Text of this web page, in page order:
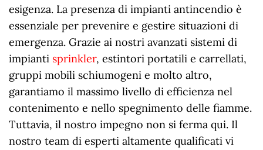
esigenza. La presenza di impianti antincendio è
essenziale per prevenire e gestire situazioni di
emergenza. Grazie ai nostri avanzati sistemi di
impianti sprinkler, estintori portatili e carrellati,
gruppi mobili schiumogeni e molto altro,
garantiamo il massimo livello di efficienza nel
contenimento e nello spegnimento delle fiamme.
Tuttavia, il nostro impegno non si ferma qui. Il
nostro team di esperti altamente qualificati vi